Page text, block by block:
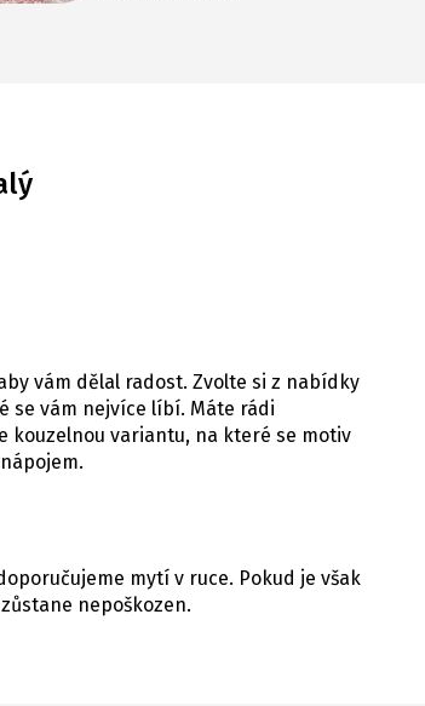
vám dělal radost. Zvolte si z nabídky
se vám nejvíce líbí. Máte rádi
kouzelnou variantu, na které se motiv
mytí v ruce. Pokud je však
nepoškozen.